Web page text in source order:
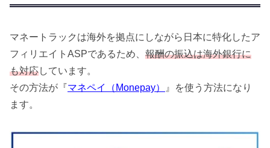
マネートラックは海外を拠点にしながら日本に特化したア
フィリエイトASPであるため、 報酬の振込は海外銀行に
も対応しています。
その方法が『マネペイ（Monepay）
』を使う方法になり
ます。